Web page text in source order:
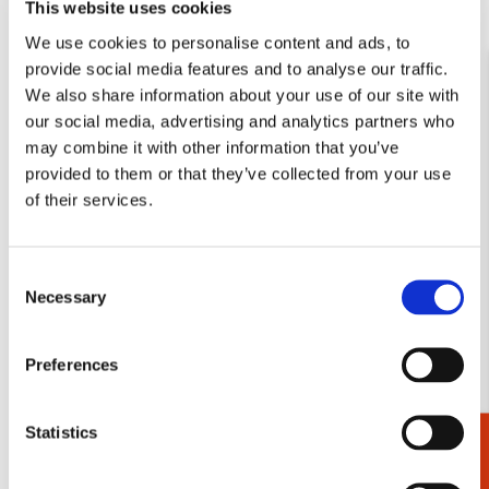
This website uses cookies
We use cookies to personalise content and ads, to
provide social media features and to analyse our traffic.
We also share information about your use of our site with
our social media, advertising and analytics partners who
may combine it with other information that you’ve
provided to them or that they’ve collected from your use
of their services.
Selection
Necessary
Preferences
Statistics
Toevoegen
verlanglijst
Puzzel (1.000 stukjes):